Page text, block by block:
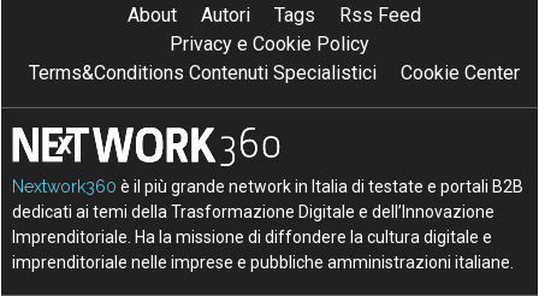
About Autori Tags
Rss Feed
Privacy e Cookie Policy
Terms&Conditions Contenuti Specialistici
Cookie Center
Nextwork360 è il più grande network in Italia di testate e portali B2B
dedicati ai temi della Trasformazione Digitale e dell’Innovazione
Imprenditoriale. Ha la missione di diffondere la cultura digitale e
imprenditoriale nelle imprese e pubbliche amministrazioni italiane.